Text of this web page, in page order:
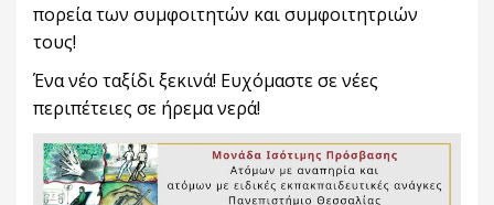
πορεία των συμφοιτητών και συμφοιτητριών
τους!
Ένα νέο ταξίδι ξεκινά! Ευχόμαστε σε νέες
περιπέτειες σε ήρεμα νερά!